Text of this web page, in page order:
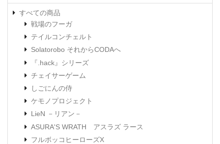
すべての商品
戦場のフーガ
テイルコンチェルト
Solatorobo それからCODAへ
『.hack』シリーズ
チェイサーゲーム
しごにんの侍
ケモノプロジェクト
LieN －リアン－
ASURA'S WRATH アスラズ ラース
フルボッコヒーローズX